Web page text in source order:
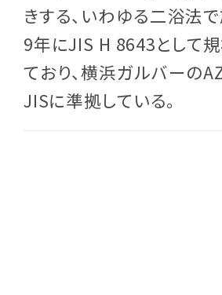
きする、いわゆる二浴法
9年にJIS H 8643として
ており、横浜ガルバーの
JISに準拠している。